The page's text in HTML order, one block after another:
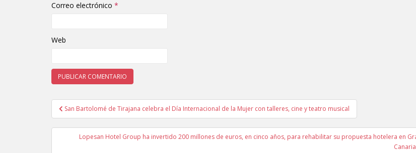
Correo electrónico *
Web
Navegación de entradas
San Bartolomé de Tirajana celebra el Día Internacional de la Mujer con talleres, cine y teatro musical
Lopesan Hotel Group ha invertido 200 millones de euros, en cinco años, para rehabilitar su propuesta hotelera en
Canaria